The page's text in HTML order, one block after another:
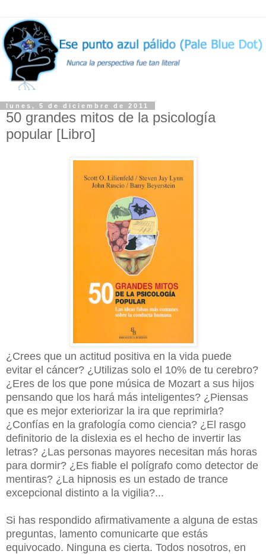
lunes, 5 de diciembre de 2011
50 grandes mitos de la psicología
popular [Libro]
¿Crees que un actitud positiva en la vida puede
evitar el cáncer? ¿Utilizas solo el 10% de tu cerebro?
¿Eres de los que pone música de Mozart a sus hijos
pensando que los hará más inteligentes? ¿Piensas
que es mejor exteriorizar la ira que reprimirla?
¿Confías en la grafología como ciencia? ¿El rasgo
definitorio de la dislexia es el hecho de invertir las
letras? ¿Las personas mayores necesitan más horas
para dormir? ¿Es fiable el polígrafo como detector de
mentiras? ¿La hipnosis es un estado de trance
excepcional distinto a la vigilia?...
Si has respondido afirmativamente a alguna de estas
preguntas, lamento comunicarte que estás
equivocado. Ninguna es cierta. Todos nosotros, en